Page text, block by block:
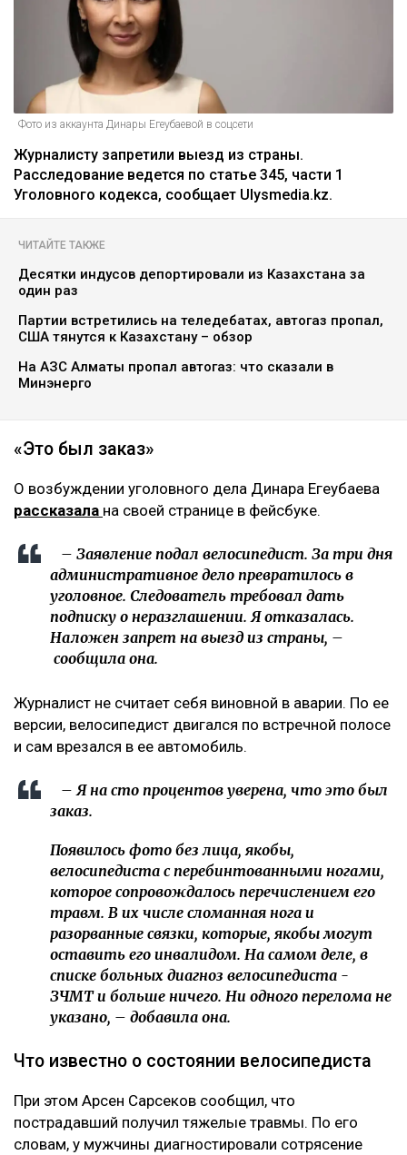
Фото из аккаунта Динары Егеубаевой в соцсети
Журналисту запретили выезд из страны.
Расследование ведется по статье 345, части 1
Уголовного кодекса, сообщает Ulysmedia.kz.
ЧИТАЙТЕ ТАКЖЕ
Десятки индусов депортировали из Казахстана за
один раз
Партии встретились на теледебатах, автогаз пропал,
США тянутся к Казахстану – обзор
На АЗС Алматы пропал автогаз: что сказали в
Минэнерго
«Это был заказ»
О возбуждении уголовного дела Динара Егеубаева
рассказала на своей странице в фейсбуке.
– Заявление подал велосипедист. За три дня
административное дело превратилось в
уголовное. Следователь требовал дать
подписку о неразглашении. Я отказалась.
Наложен запрет на выезд из страны, –
сообщила она.
Журналист не считает себя виновной в аварии. По ее
версии, велосипедист двигался по встречной полосе
и сам врезался в ее автомобиль.
– Я на сто процентов уверена, что это был
заказ.
Появилось фото без лица, якобы,
велосипедиста с перебинтованными ногами,
которое сопровождалось перечислением его
травм. В их числе сломанная нога и
разорванные связки, которые, якобы могут
оставить его инвалидом. На самом деле, в
списке больных диагноз велосипедиста -
ЗЧМТ и больше ничего. Ни одного перелома не
указано, – добавила она.
Что известно о состоянии велосипедиста
При этом Арсен Сарсеков сообщил, что
пострадавший получил тяжелые травмы. По его
словам, у мужчины диагностировали сотрясение